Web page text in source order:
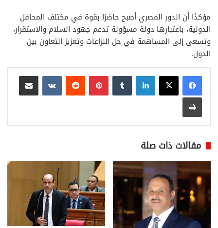
مؤكدًا أن الدور المصري أصبح حاضرًا بقوة في مختلف المحافل
الدولية، باعتبارها دولة مسؤولة تدعم جهود السلام والاستقرار،
وتسعى إلى المساهمة في حل النزاعات وتعزيز التعاون بين
الدول.
لينكدإن بينتيريست
مشاركة عبر البريد
طباعة
مقالات ذات صلة